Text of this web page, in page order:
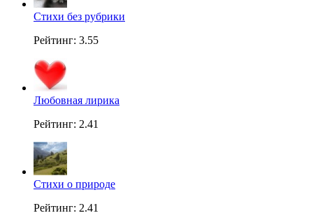
Стихи без рубрики
Рейтинг: 3.55
Любовная лирика
Рейтинг: 2.41
Стихи о природе
Рейтинг: 2.41